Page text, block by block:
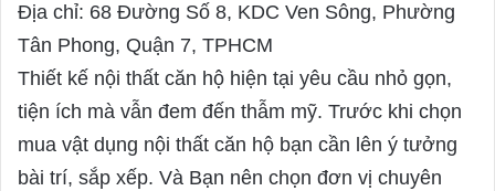
Địa chỉ: 68 Đường Số 8, KDC Ven Sông, Phường
Tân Phong, Quận 7, TPHCM
Thiết kế nội thất căn hộ hiện tại yêu cầu nhỏ gọn,
tiện ích mà vẫn đem đến thẫm mỹ. Trước khi chọn
mua vật dụng nội thất căn hộ bạn cần lên ý tưởng
bài trí, sắp xếp. Và Bạn nên chọn đơn vị chuyên